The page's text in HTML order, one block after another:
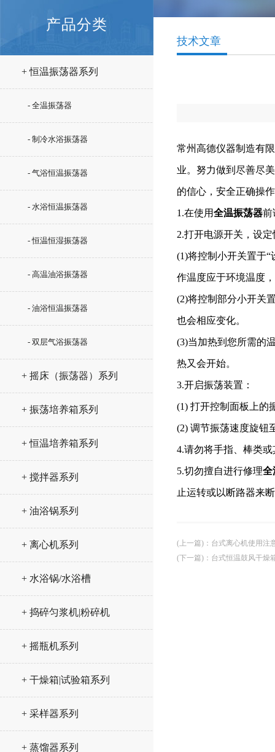
产品分类
+ 恒温振荡器系列
- 全温振荡器
- 制冷水浴振荡器
- 气浴恒温振荡器
- 水浴恒温振荡器
- 恒温恒湿振荡器
- 高温油浴振荡器
- 油浴恒温振荡器
- 双层气浴振荡器
+ 摇床（振荡器）系列
+ 振荡培养箱系列
+ 恒温培养箱系列
+ 搅拌器系列
+ 油浴锅系列
+ 离心机系列
+ 水浴锅/水浴槽
+ 捣碎匀浆机|粉碎机
+ 摇瓶机系列
+ 干燥箱|试验箱系列
+ 采样器系列
+ 蒸馏器系列
技术文章
常州高德仪器制造有
业。努力做到尽善尽
的信心，安全正确操作
1.在使用全温振荡器前
2.打开电源开关，设
(1)将控制小开关置于
作温度应于环境温度
(2)将控制部分小开关
也会相应变化。
(3)当加热到您所需的
热又会开始。
3.开启振荡装置：
(1) 打开控制面板上的
(2) 调节振荡速度旋钮
4.请勿将手指、棒类
5.切勿擅自进行修理全
止运转或以断路器来
(上一篇) ： 台式离心机使用注
(下一篇) ： 台式恒温鼓风干燥